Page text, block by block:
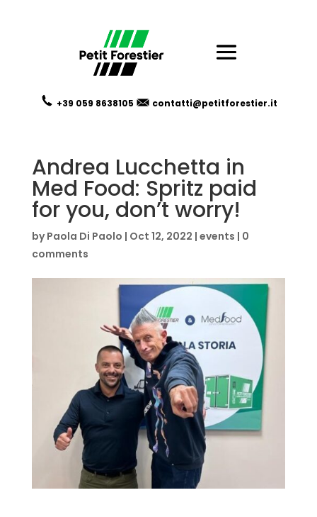
+39 059 8638105 contatti@petitforestier.it
Andrea Lucchetta in
Med Food: Spritz paid
for you, don’t worry!
byPaola Di Paolo | Oct 12, 2022 | events | 0
comments